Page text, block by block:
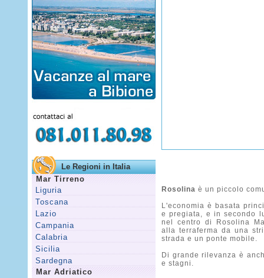
Le Regioni in Italia
Mar Tirreno
Liguria
Toscana
Lazio
Campania
Calabria
Sicilia
Sardegna
Mar Adriatico
Rosolina è un piccolo
L'economia è basata
e pregiata, e in secondo
nel centro di Rosolina
alla terraferma da una
strada e un ponte mobile.
Di grande rilevanza è
e stagni.